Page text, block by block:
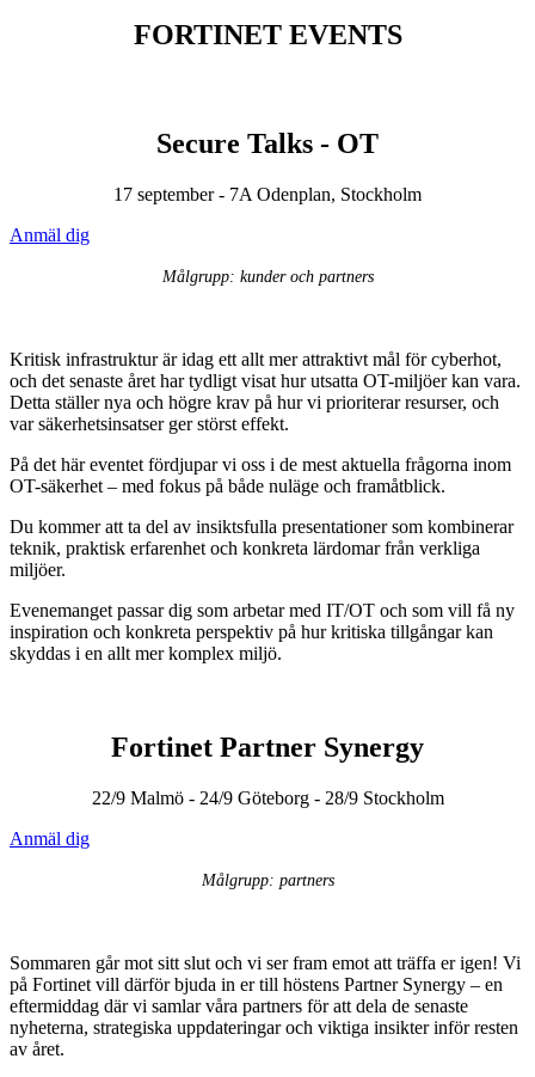
FORTINET EVENTS
Secure Talks - OT
17 september - 7A Odenplan, Stockholm
Anmäl dig
Målgrupp: kunder och partners
Kritisk infrastruktur är idag ett allt mer attraktivt mål för cyberhot,
och det senaste året har tydligt visat hur utsatta OT-miljöer kan vara.
Detta ställer nya och högre krav på hur vi prioriterar resurser, och
var säkerhetsinsatser ger störst effekt.
På det här eventet fördjupar vi oss i de mest aktuella frågorna inom
OT-säkerhet – med fokus på både nuläge och framåtblick.
Du kommer att ta del av insiktsfulla presentationer som kombinerar
teknik, praktisk erfarenhet och konkreta lärdomar från verkliga
miljöer.
Evenemanget passar dig som arbetar med IT/OT och som vill få ny
inspiration och konkreta perspektiv på hur kritiska tillgångar kan
skyddas i en allt mer komplex miljö.
Fortinet Partner Synergy
22/9 Malmö - 24/9 Göteborg - 28/9 Stockholm
Anmäl dig
Målgrupp: partners
Sommaren går mot sitt slut och vi ser fram emot att träffa er igen! Vi
på Fortinet vill därför bjuda in er till höstens Partner Synergy – en
eftermiddag där vi samlar våra partners för att dela de senaste
nyheterna, strategiska uppdateringar och viktiga insikter inför resten
av året.